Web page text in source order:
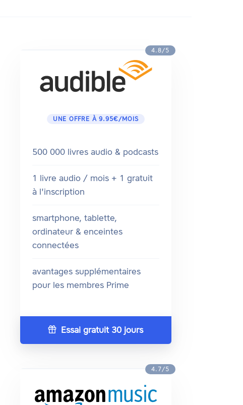
4.8/5
UNE OFFRE À 9.95€/MOIS
500 000 livres audio & podcasts
1 livre audio / mois + 1 gratuit
à l'inscription
smartphone, tablette,
ordinateur & enceintes
connectées
avantages supplémentaires
pour les membres Prime
Essai gratuit 30 jours
4.7/5